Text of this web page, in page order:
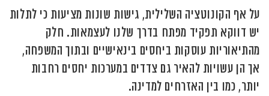
על אף הקונוטציה השלילית, גישות שונות מציעות כי לתלות
יש דווקא תפקיד מפתח בדרך שלנו לעצמאות. חלק
מהתיאוריות עוסקות ביחסים בינאישיים ובתוך המשפחה,
אך הן עשויות להאיר גם צדדים במערכות יחסים רחבות
יותר, כמו בין האזרחים למדינה.